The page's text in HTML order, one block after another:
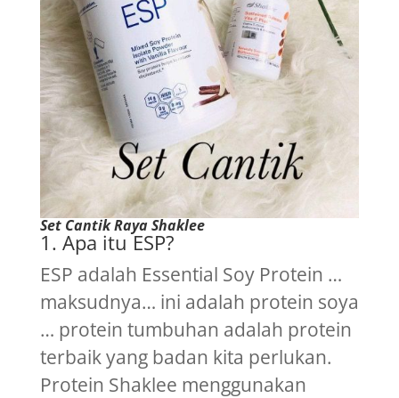
Set Cantik Raya Shaklee
1. Apa itu ESP?
ESP adalah Essential Soy Protein …
maksudnya… ini adalah protein soya
… protein tumbuhan adalah protein
terbaik yang badan kita perlukan.
Protein Shaklee menggunakan